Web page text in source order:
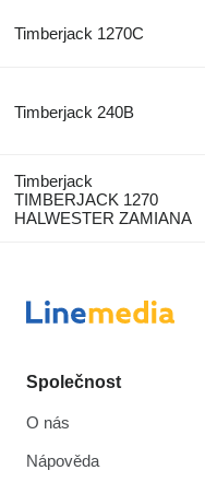
Timberjack 1270C
Timberjack 240B
Timberjack
TIMBERJACK 1270
HALWESTER ZAMIANA
Společnost
O nás
Nápověda